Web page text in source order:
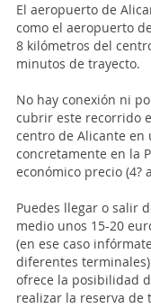
El aeropuerto de
como el aeropuerto
8 kilómetros del
minutos de trayecto.
No hay conexión ni
cubrir este recorrido
centro de Alicante en
concretamente en la
económico precio (4?
Puedes llegar o salir
medio unos 15-20
(en ese caso
diferentes
ofrece la posibilidad
realizar la reserva de